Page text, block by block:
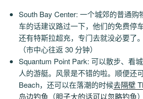
South Bay Center: 一个城郊的普通购
车的话建议路过一下，他们的免费停
还有特斯拉超充，专门去就没必要了。
（市中心往返 30 分钟）
Squantum Point Park: 可以散步、看
人的游艇。风景是不错的啦。顺便还
Beach，还可以在落潮的时候去隔壁
岛边钓鱼 （胆子大的话可以忽略钓鱼